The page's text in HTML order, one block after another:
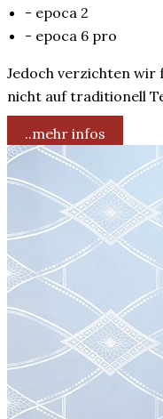
- epoca 2
- epoca 6 pro
Jedoch verzichten wir
nicht auf traditionell
..mehr infos